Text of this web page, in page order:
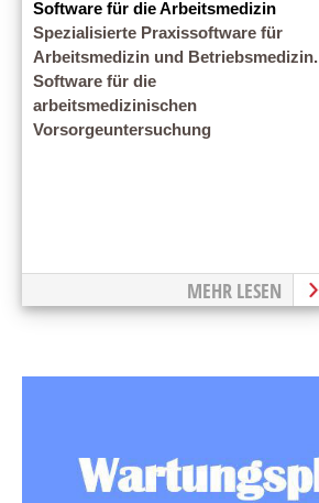
Software für die Arbeitsmedizin
Spezialisierte Praxissoftware für
Arbeitsmedizin und Betriebsmedizin.
Software für die
arbeitsmedizinischen
Vorsorgeuntersuchung
MEHR LESEN